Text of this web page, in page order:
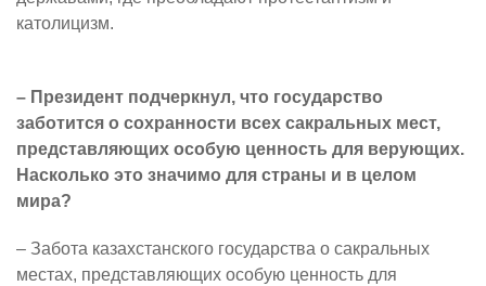
католицизм.
– Президент подчеркнул, что государство
заботится о сохранности всех сакральных мест,
представляющих особую ценность для верующих.
Насколько это значимо для страны и в целом
мира?
– Забота казахстанского государства о сакральных
местах, представляющих особую ценность для